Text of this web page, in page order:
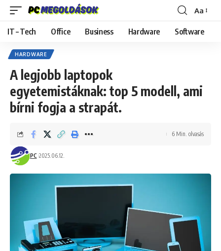
Font
Resizer
Aa
IT – Tech Office Business Hardware Software
HARDWARE
A legjobb laptopok
egyetemistáknak: top 5 modell, ami
bírni fogja a strapát.
PC 2025.06.12.
6 Min. olvasás